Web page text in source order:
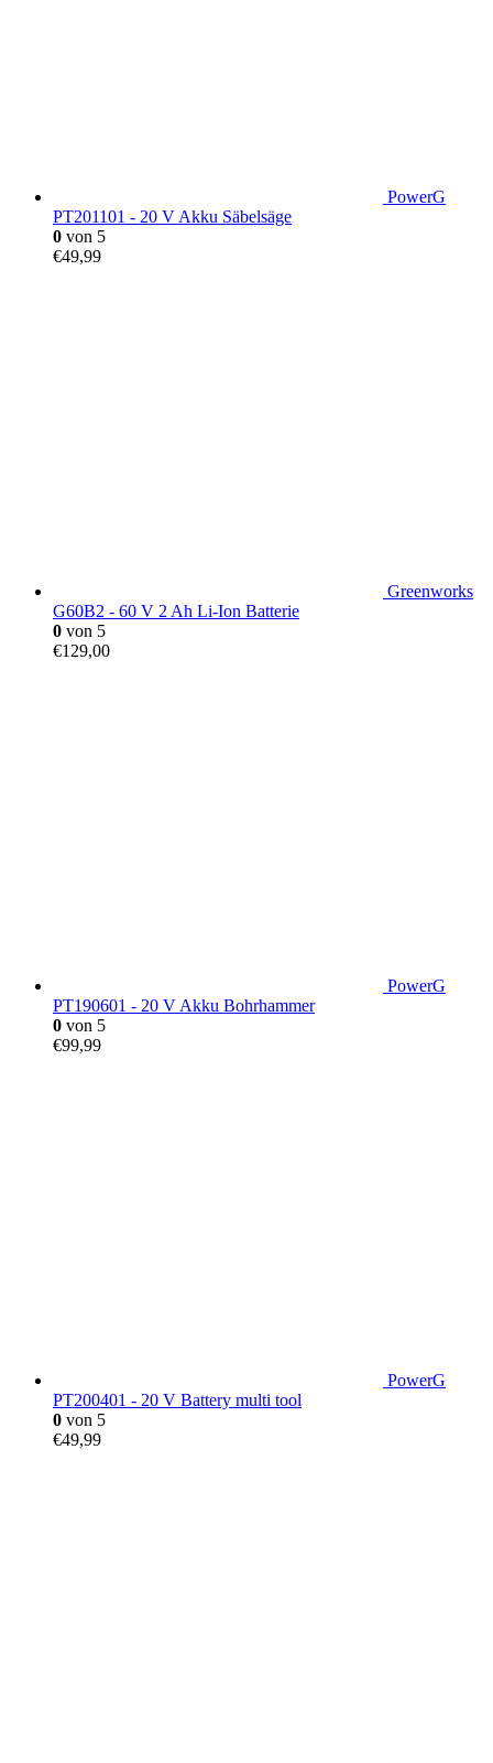
PowerG
PT201101 - 20 V Akku Säbelsäge
0 von 5
€49,99
Greenworks
G60B2 - 60 V 2 Ah Li-Ion Batterie
0 von 5
€129,00
PowerG
PT190601 - 20 V Akku Bohrhammer
0 von 5
€99,99
PowerG
PT200401 - 20 V Battery multi tool
0 von 5
€49,99